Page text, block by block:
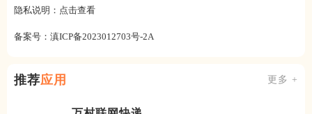
隐私说明： 点击查看
备案号： 滇ICP备2023012703号-2A
推荐应用 更多 +